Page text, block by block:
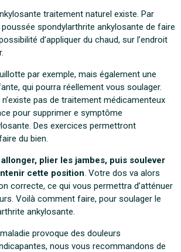
traitement naturel existe. Par
poussée spondylarthrite ankylosante de faire
d’appliquer du chaud, sur l’endroit
par exemple, mais également une
qui pourra réellement vous soulager.
pas de traitement médicamenteux
pour supprimer e symptôme
Des exercices permettront
du bien.
plier les jambes, puis soulever
cette position . Votre dos va alors
correcte, ce qui vous permettra d’atténuer
Voilà comment faire, pour soulager le
ankylosante.
provoque des douleurs
nous vous recommandons de